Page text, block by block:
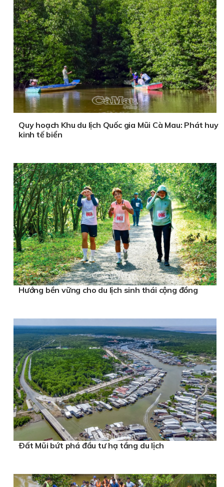
Quy hoạch Khu du lịch Quốc gia Mũi Cà Mau: Phát huy
kinh tế biển
Hướng bền vững cho du lịch sinh thái cộng đồng
Ðất Mũi bứt phá đầu tư hạ tầng du lịch